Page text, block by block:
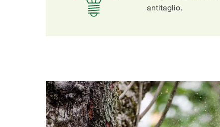
antitaglio.